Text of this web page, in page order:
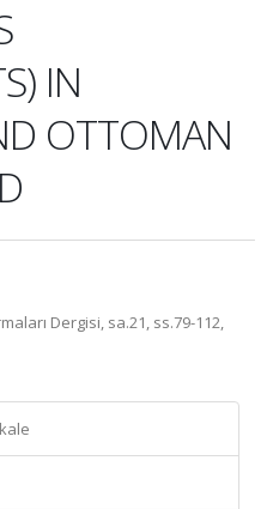
IN
OTTOMAN
Dergisi, sa.21, ss.79-112,